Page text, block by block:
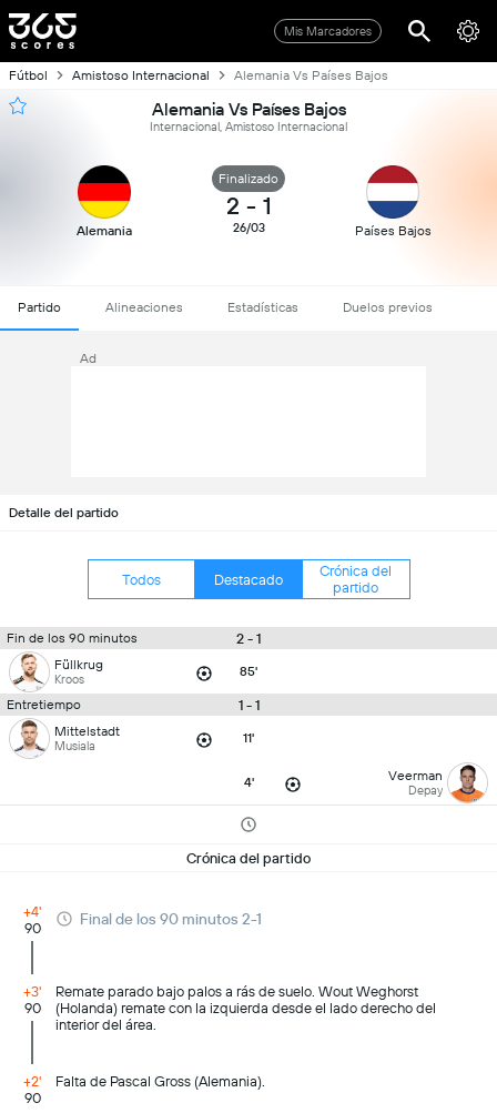
Mis Marcadores
Fútbol Amistoso Internacional Alemania Vs Países Bajos
Alemania Vs Países Bajos
Internacional, Amistoso Internacional
Alemania
Finalizado
2 - 1
26/03 Países Bajos
Partido Alineaciones Estadísticas Duelos previos
Ad
Detalle del partido
Todos Destacado
Crónica del
partido
Fin de los 90 minutos 2 - 1
Füllkrug
Kroos 85'
Entretiempo 1 - 1
Mittelstadt
Musiala 11'
4' Veerman
Depay
Crónica del partido
+4'
90
Final de los 90 minutos 2-1
+3'
90
Remate parado bajo palos a rás de suelo. Wout Weghorst
(Holanda) remate con la izquierda desde el lado derecho del
interior del área.
+2'
90
Falta de Pascal Gross (Alemania).